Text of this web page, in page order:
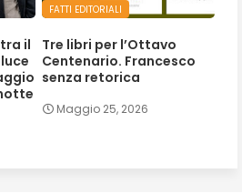
il
FATTI EDITORIALI
Tre libri per l’Ottavo
Centenario. Francesco
senza retorica
Maggio 25, 2026